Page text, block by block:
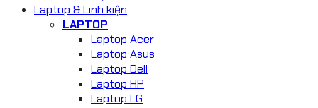
Laptop & Linh kiện
LAPTOP
Laptop Acer
Laptop Asus
Laptop Dell
Laptop HP
Laptop LG